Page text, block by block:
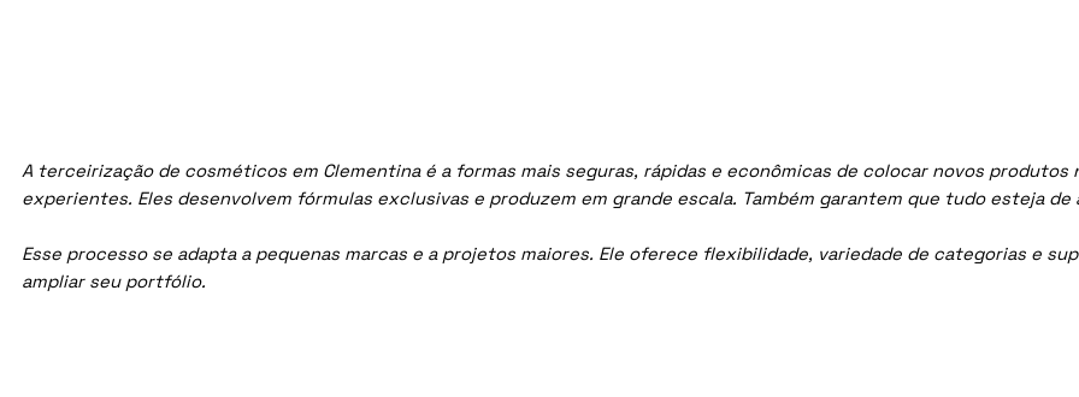
A terceirização de cosméticos em Clementina é a formas mais seguras, rápidas e econômicas de colocar novos
experientes. Eles desenvolvem fórmulas exclusivas e produzem em grande escala. Também garantem que tudo esteja de
Esse processo se adapta a pequenas marcas e a projetos maiores. Ele oferece flexibilidade, variedade de categorias e
ampliar seu portfólio.